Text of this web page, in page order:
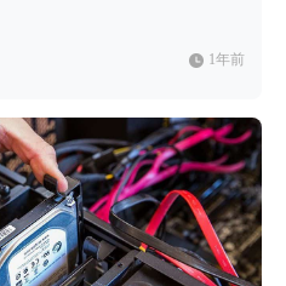
1年前